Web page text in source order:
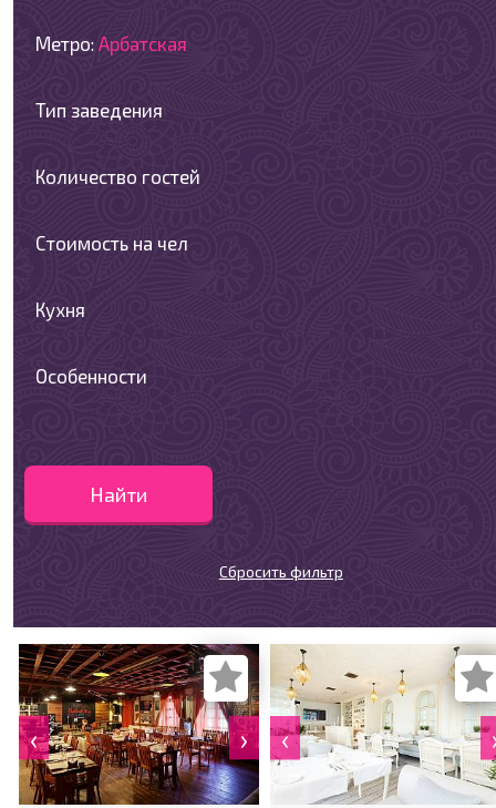
Метро:Арбатская
Тип заведения
Количество гостей
Стоимость на чел
Кухня
Особенности
Найти
Сбросить фильтр
‹ › ‹